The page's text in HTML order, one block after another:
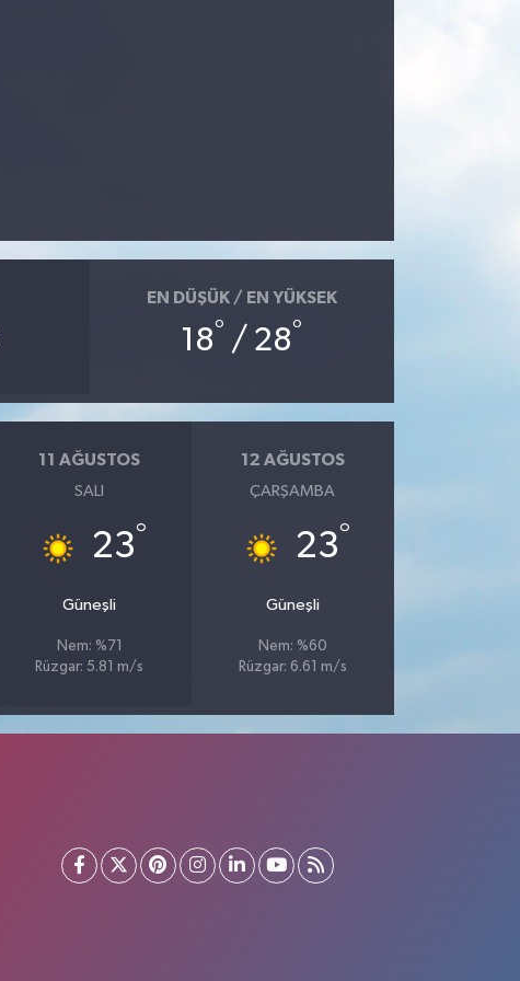
EN DÜŞÜK / EN YÜKSEK
18° / 28°
11 AĞUSTOS
SALI
23°
Güneşli
Nem: %71
Rüzgar: 5.81 m/s
12 AĞUSTOS
ÇARŞAMBA
23°
Güneşli
Nem: %60
Rüzgar: 6.61 m/s